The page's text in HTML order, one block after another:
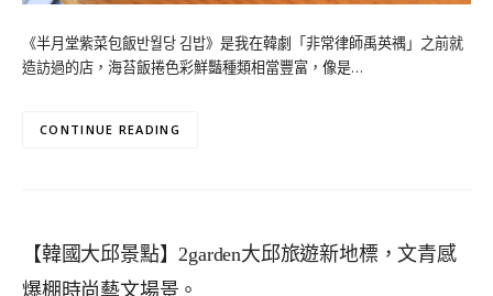
《半月堂紫菜包飯반월당 김밥》是我在韓劇「非常律師禹英禑」之前就
造訪過的店，海苔飯捲色彩鮮豔種類相當豐富，像是…
CONTINUE READING
【韓國大邱景點】2garden大邱旅遊新地標，文青感
爆棚時尚藝文場景。